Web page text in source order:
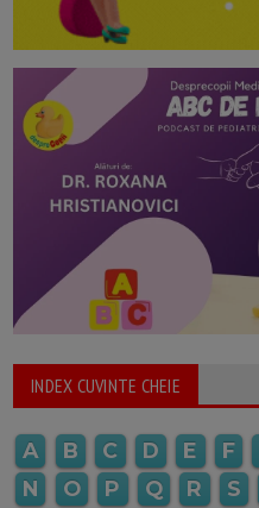
INDEX CUVINTE CHEIE
A B C D E F
N
O P Q R S